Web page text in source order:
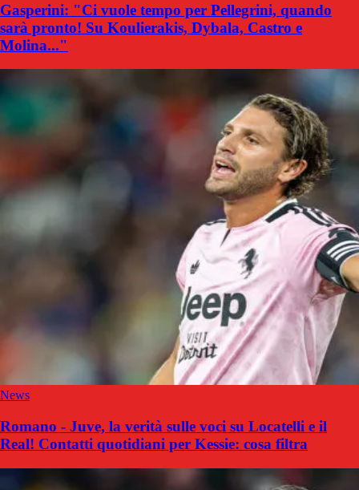
Gasperini: "Ci vuole tempo per Pellegrini, quando
sarà pronto! Su Koulierakis, Dybala, Castro e
Molina..."
News
Romano - Juve, la verità sulle voci su Locatelli e il
Real! Contatti quotidiani per Kessie: cosa filtra